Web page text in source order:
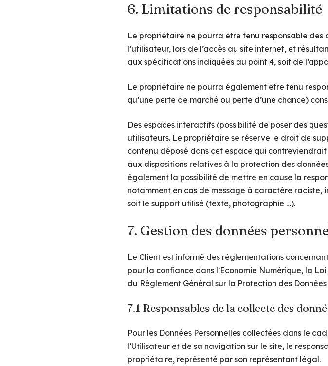
6. Limitations de responsabilité
Le propriétaire ne pourra être tenu responsable
l’utilisateur, lors de l’accès au site internet, et
aux spécifications indiquées au point 4, soit de
Le propriétaire ne pourra également être tenu
qu’une perte de marché ou perte d’une chance)
Des espaces interactifs (possibilité de poser des
utilisateurs. Le propriétaire se réserve le droit de
contenu déposé dans cet espace qui
aux dispositions relatives à la protection des
également la possibilité de mettre en cause la
notamment en cas de message à caractère
soit le support utilisé (texte, photographie …).
7. Gestion des données
Le Client est informé des réglementations
pour la confiance dans l’Economie Numérique, la
du Règlement Général sur la Protection des Données
7.1 Responsables de la collecte des
Pour les Données Personnelles collectées dans le
l’Utilisateur et de sa navigation sur le site, le
propriétaire, représenté par son représentant légal.